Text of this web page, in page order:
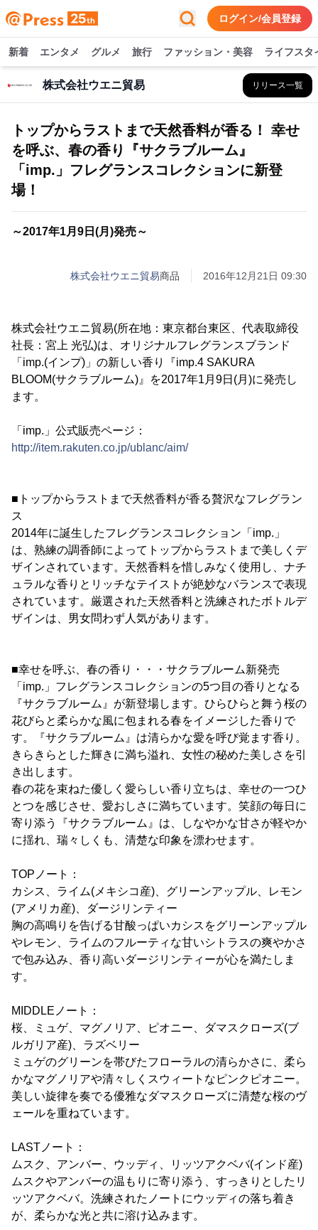
ログイン/会員登録
新着 エンタメ グルメ 旅行 ファッション・美容 ライフスタ
株式会社ウエニ貿易 リリース一覧
トップからラストまで天然香料が香る！ 幸せ
を呼ぶ、春の香り『サクラブルーム』
「imp.」フレグランスコレクションに新登
場！
～2017年1月9日(月)発売～
株式会社ウエニ貿易商品 2016年12月21日 09:30
株式会社ウエニ貿易(所在地：東京都台東区、代表取締役
社長：宮上 光弘)は、オリジナルフレグランスブランド
「imp.(インプ)」の新しい香り『imp.4 SAKURA
BLOOM(サクラブルーム)』を2017年1月9日(月)に発売し
ます。
「imp.」公式販売ページ：
http://item.rakuten.co.jp/ublanc/aim/
■トップからラストまで天然香料が香る贅沢なフレグラン
ス
2014年に誕生したフレグランスコレクション「imp.」
は、熟練の調香師によってトップからラストまで美しくデ
ザインされています。天然香料を惜しみなく使用し、ナチ
ュラルな香りとリッチなテイストが絶妙なバランスで表現
されています。厳選された天然香料と洗練されたボトルデ
ザインは、男女問わず人気があります。
■幸せを呼ぶ、春の香り・・・サクラブルーム新発売
「imp.」フレグランスコレクションの5つ目の香りとなる
『サクラブルーム』が新登場します。ひらひらと舞う桜の
花びらと柔らかな風に包まれる春をイメージした香りで
す。『サクラブルーム』は清らかな愛を呼び覚ます香り。
きらきらとした輝きに満ち溢れ、女性の秘めた美しさを引
き出します。
春の花を束ねた優しく愛らしい香り立ちは、幸せの一つひ
とつを感じさせ、愛おしさに満ちています。笑顔の毎日に
寄り添う『サクラブルーム』は、しなやかな甘さが軽やか
に揺れ、瑞々しくも、清楚な印象を漂わせます。
TOPノート：
カシス、ライム(メキシコ産)、グリーンアップル、レモン
(アメリカ産)、ダージリンティー
胸の高鳴りを告げる甘酸っぱいカシスをグリーンアップル
やレモン、ライムのフルーティな甘いシトラスの爽やかさ
で包み込み、香り高いダージリンティーが心を満たしま
す。
MIDDLEノート：
桜、ミュゲ、マグノリア、ピオニー、ダマスクローズ(ブ
ルガリア産)、ラズベリー
ミュゲのグリーンを帯びたフローラルの清らかさに、柔ら
かなマグノリアや清々しくスウィートなピンクピオニー。
美しい旋律を奏でる優雅なダマスクローズに清楚な桜のヴ
ェールを重ねています。
LASTノート：
ムスク、アンバー、ウッディ、リッツアクベバ(インド産)
ムスクやアンバーの温もりに寄り添う、すっきりとしたリ
ッツアクベバ。洗練されたノートにウッディの落ち着き
が、柔らかな光と共に溶け込みます。